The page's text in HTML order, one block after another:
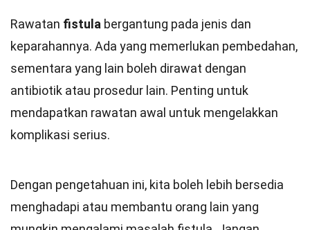
Rawatan fistula bergantung pada jenis dan
keparahannya. Ada yang memerlukan pembedahan,
sementara yang lain boleh dirawat dengan
antibiotik atau prosedur lain. Penting untuk
mendapatkan rawatan awal untuk mengelakkan
komplikasi serius.
Dengan pengetahuan ini, kita boleh lebih bersedia
menghadapi atau membantu orang lain yang